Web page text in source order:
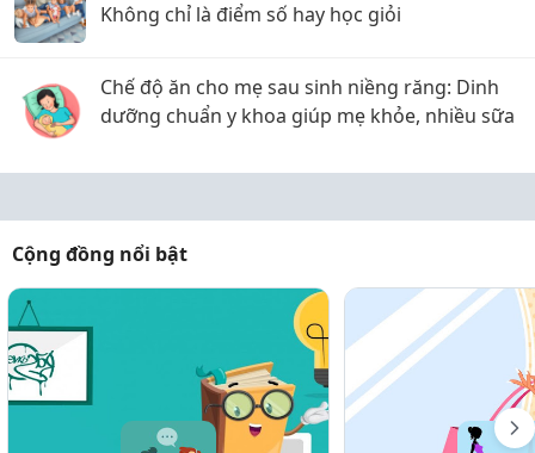
Không chỉ là điểm số hay học giỏi
Chế độ ăn cho mẹ sau sinh niềng răng: Dinh
dưỡng chuẩn y khoa giúp mẹ khỏe, nhiều sữa
Cộng đồng nổi bật